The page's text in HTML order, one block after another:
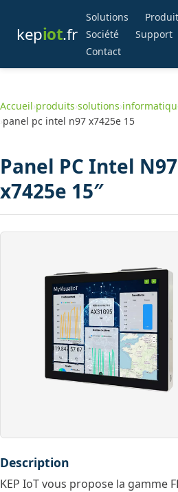
kepiot.fr
Solutions
Société
Support
Contact
Accueil›produits›solutions›
›panel pc intel n97 x7425e 15
Panel PC Intel
x7425e 15″
Description
KEP IoT vous propose la gamme